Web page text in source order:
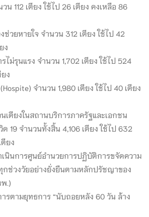
น 112 เตียง ใช้ไป 26 เตียง คงเหลือ 86
ช่วยหายใจ จำนวน 312 เตียง ใช้ไป 42
ง
ไม่รุนแรง จำนวน 1,702 เตียง ใช้ไป 524
ยง
จำนวน 1,980 เตียง ใช้ไป 40 เตียง
ตียงในสถานบริการภาครัฐและเอกชน
19 จำนวนทั้งสิ้น 4,106 เตียง ใช้ไป 632
ยง
นินการศูนย์อำนวยการปฏิบัติการขจัดความ
ช่วงวัยอย่างยั่งยืนตามหลักปรัชญาของ
.)
รตามยุทธการ “นับถอยหลัง 60 วัน ล้าง